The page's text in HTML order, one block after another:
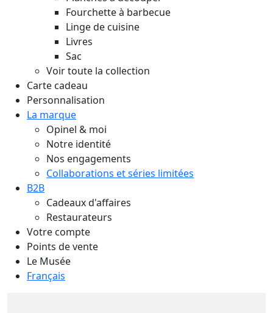
Fourchette à barbecue
Linge de cuisine
Livres
Sac
Voir toute la collection
Carte cadeau
Personnalisation
La marque
Opinel & moi
Notre identité
Nos engagements
Collaborations et séries limitées
B2B
Cadeaux d'affaires
Restaurateurs
Votre compte
Points de vente
Le Musée
Français